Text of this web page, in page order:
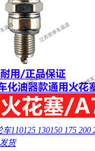
110125 130150 175 200
货